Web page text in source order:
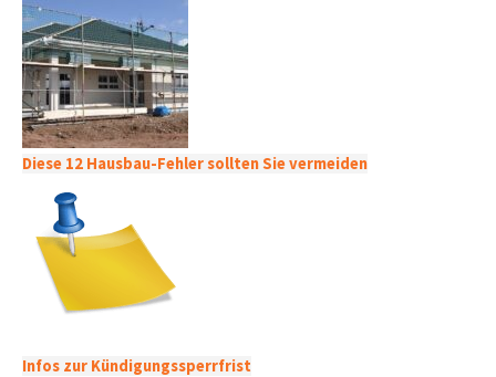
Diese 12 Hausbau-Fehler sollten Sie vermeiden
Infos zur Kündigungssperrfrist